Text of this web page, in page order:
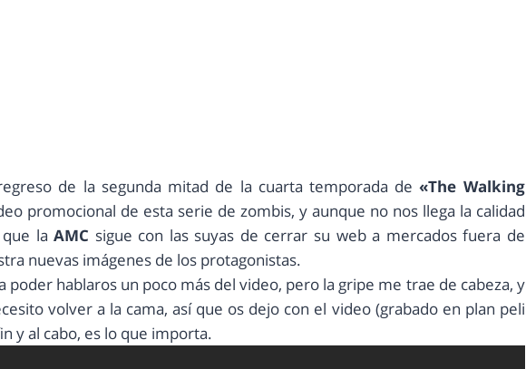
de la segunda mitad de la cuarta temporada de«The Walking
promocional de esta serie de zombis, y aunque no nos llega la calidad
que laAMC sigue con las suyas de cerrar su web a mercados fuera de
nuevas imágenes de los protagonistas.
poder hablaros un poco más del video, pero la gripe me trae de cabeza, y
volver a la cama, así que os dejo con el video (grabado en plan peli
y al cabo, es lo que importa.